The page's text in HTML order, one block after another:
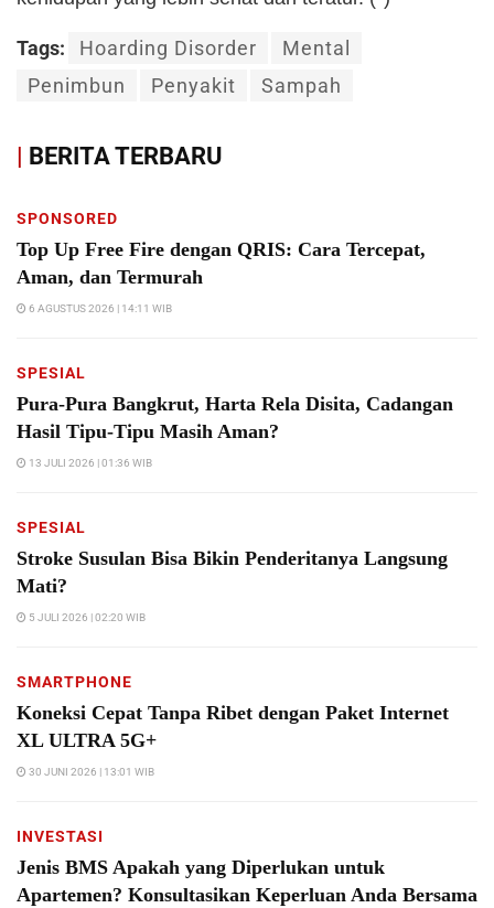
Tags: Hoarding Disorder
Mental
Penimbun
Penyakit Sampah
| BERITA TERBARU
SPONSORED
Top Up Free Fire dengan QRIS: Cara Tercepat,
Aman, dan Termurah
6 AGUSTUS 2026 | 14:11 WIB
SPESIAL
Pura-Pura Bangkrut, Harta Rela Disita, Cadangan
Hasil Tipu-Tipu Masih Aman?
13 JULI 2026 | 01:36 WIB
SPESIAL
Stroke Susulan Bisa Bikin Penderitanya Langsung
Mati?
5 JULI 2026 | 02:20 WIB
SMARTPHONE
Koneksi Cepat Tanpa Ribet dengan Paket Internet
XL ULTRA 5G+
30 JUNI 2026 | 13:01 WIB
INVESTASI
Jenis BMS Apakah yang Diperlukan untuk
Apartemen? Konsultasikan Keperluan Anda Bersama